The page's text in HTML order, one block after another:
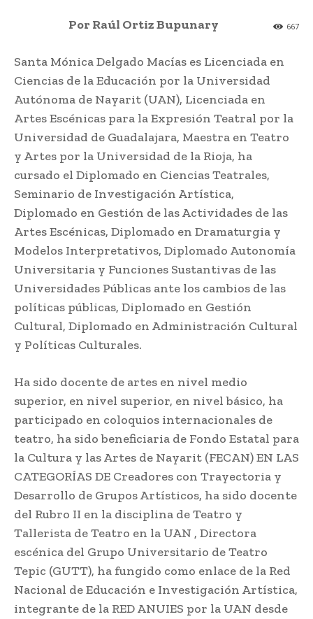
667
Por Raúl Ortiz Bupunary
Santa Mónica Delgado Macías es Licenciada en
Ciencias de la Educación por la Universidad
Autónoma de Nayarit (UAN), Licenciada en
Artes Escénicas para la Expresión Teatral por la
Universidad de Guadalajara, Maestra en Teatro
y Artes por la Universidad de la Rioja, ha
cursado el Diplomado en Ciencias Teatrales,
Seminario de Investigación Artística,
Diplomado en Gestión de las Actividades de las
Artes Escénicas, Diplomado en Dramaturgia y
Modelos Interpretativos, Diplomado Autonomía
Universitaria y Funciones Sustantivas de las
Universidades Públicas ante los cambios de las
políticas públicas, Diplomado en Gestión
Cultural, Diplomado en Administración Cultural
y Políticas Culturales.
Ha sido docente de artes en nivel medio
superior, en nivel superior, en nivel básico, ha
participado en coloquios internacionales de
teatro, ha sido beneficiaria de Fondo Estatal para
la Cultura y las Artes de Nayarit (FECAN) EN LAS
CATEGORÍAS DE Creadores con Trayectoria y
Desarrollo de Grupos Artísticos, ha sido docente
del Rubro II en la disciplina de Teatro y
Tallerista de Teatro en la UAN , Directora
escénica del Grupo Universitario de Teatro
Tepic (GUTT), ha fungido como enlace de la Red
Nacional de Educación e Investigación Artística,
integrante de la RED ANUIES por la UAN desde